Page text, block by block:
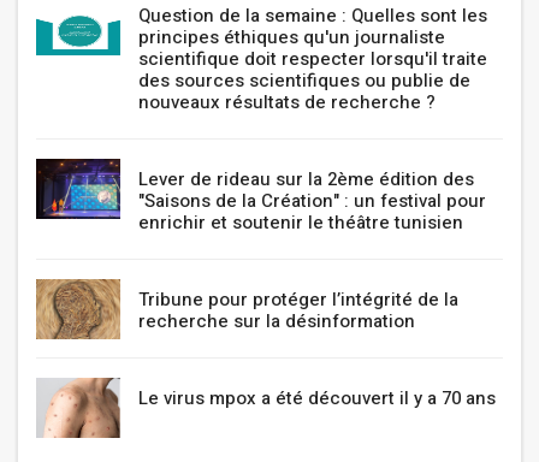
Question de la semaine : Quelles sont les
principes éthiques qu'un journaliste
scientifique doit respecter lorsqu'il traite
des sources scientifiques ou publie de
nouveaux résultats de recherche ?
Lever de rideau sur la 2ème édition des
"Saisons de la Création" : un festival pour
enrichir et soutenir le théâtre tunisien
Tribune pour protéger l’intégrité de la
recherche sur la désinformation
Le virus mpox a été découvert il y a 70 ans